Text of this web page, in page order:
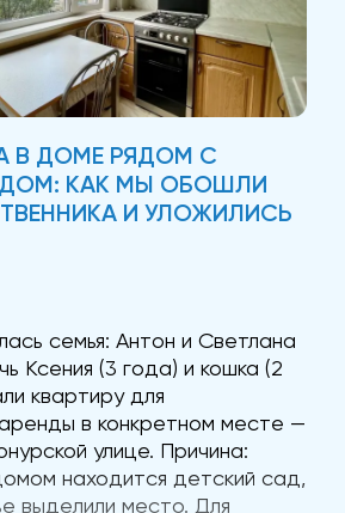
В ДОМЕ РЯДОМ С
КАК МЫ ОБОШЛИ
И УЛОЖИЛИСЬ
семья: Антон и Светлана
Ксения (3 года) и кошка (2
квартиру для
в конкретном месте —
улице. Причина:
находится детский сад,
выделили место. Для